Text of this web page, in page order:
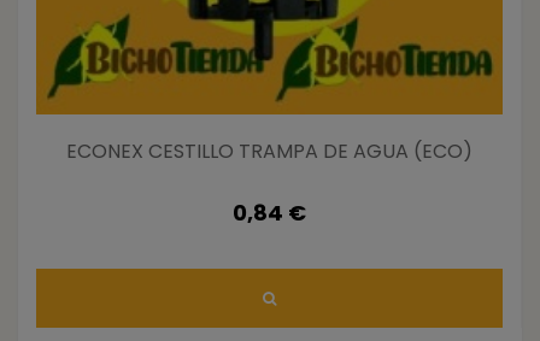
ECONEX CESTILLO TRAMPA DE AGUA (ECO)
0,84 €